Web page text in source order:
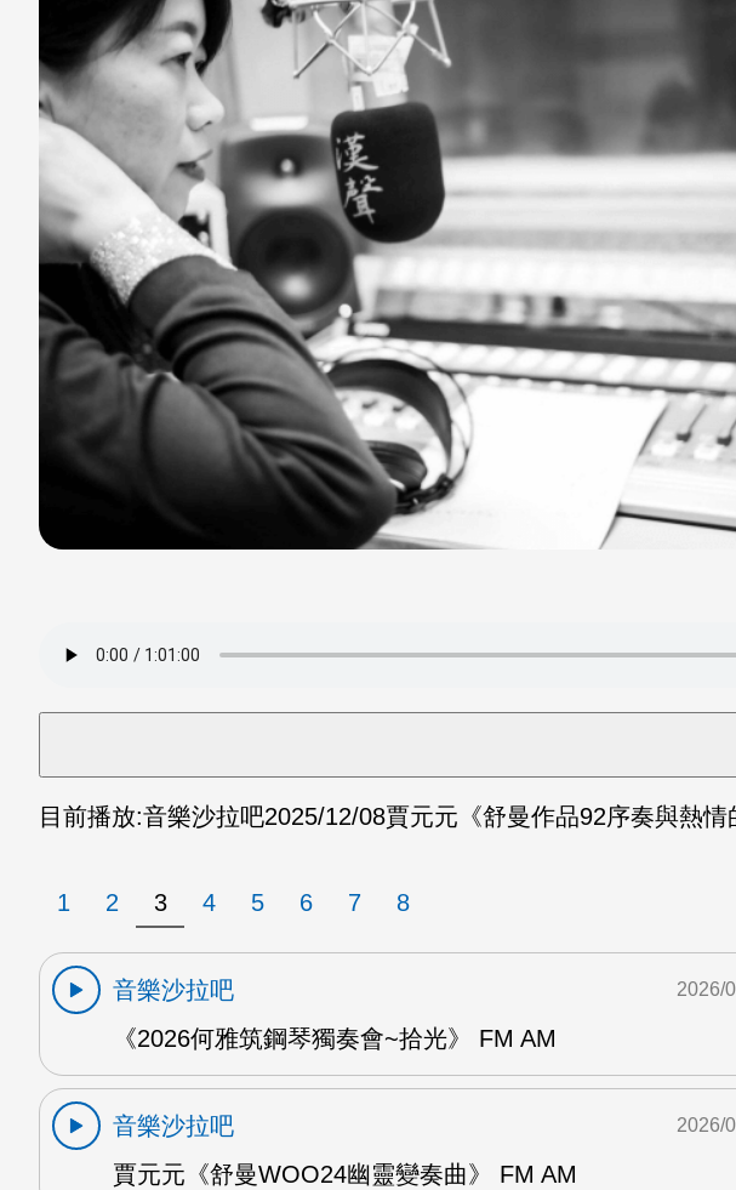
目前播放:音樂沙拉吧2025/12/08賈元元《舒曼作品92序奏與熱情
1 2 3 4 5 6 7 8
音樂沙拉吧
《2026何雅筑鋼琴獨奏會~拾光》 FM AM
2026/
音樂沙拉吧
賈元元《舒曼WOO24幽靈變奏曲》 FM AM
2026/